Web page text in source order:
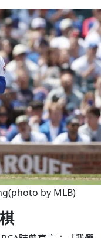
by MLB)